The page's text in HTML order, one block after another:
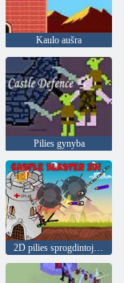
Kaulo aušra
Pilies gynyba
2D pilies sprogdintojas!